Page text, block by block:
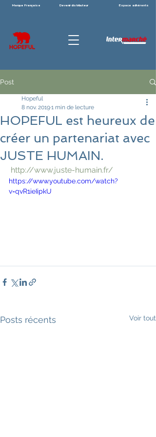
Marque Française Devenir distributeur Espace adhérents
Post
HOPEFUL est heureux de
créer un partenariat avec
JUSTE HUMAIN.
Hopeful
8 nov. 20191 min de lecture
http://www.juste-humain.fr/
https://www.youtube.com/watch?
v=qvR1ieIipkU
Posts récents Voir tout